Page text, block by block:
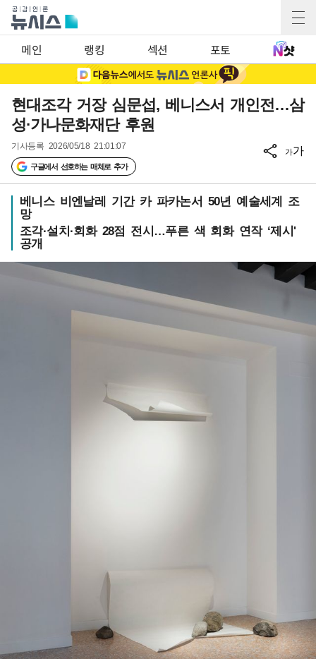
메인 랭킹 섹션 포토
현대조각 거장 심문섭, 베니스서 개인전…삼
성·가나문화재단 후원
기사등록 2026/05/18 21:01:07
구글에서 선호하는 매체로 추가
가가
베니스 비엔날레 기간 카 파카논서 50년 예술세계 조
망
조각·설치·회화 28점 전시…푸른 색 회화 연작 ‘제시'
공개